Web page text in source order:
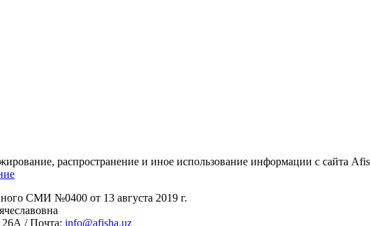
распространение и иное использование информации с сайта
СМИ №0400 от 13 августа 2019 г.
26А / Почта: info@afisha.uz